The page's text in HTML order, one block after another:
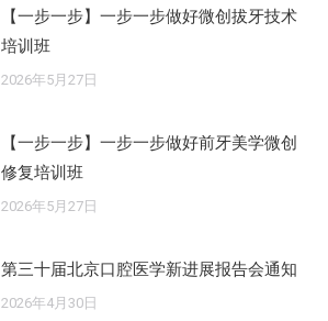
【一步一步】一步一步做好微创拔牙技术
培训班
2026年5月27日
【一步一步】一步一步做好前牙美学微创
修复培训班
2026年5月27日
第三十届北京口腔医学新进展报告会通知
2026年4月30日